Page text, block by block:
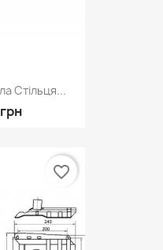
Стільця...
favorite_border